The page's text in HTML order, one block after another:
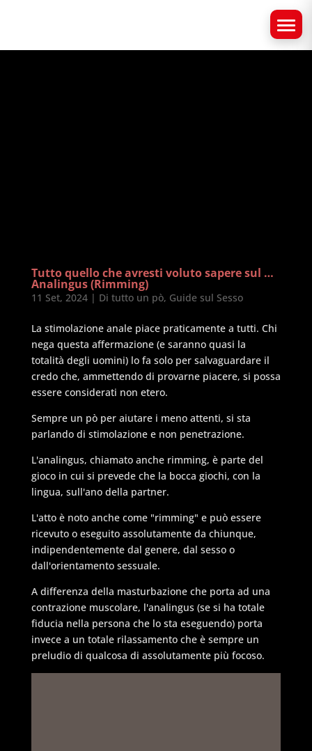
Tutto quello che avresti voluto sapere sul …
Analingus (Rimming)
11 Set, 2024| Di tutto un pò, Guide sul Sesso
La stimolazione anale piace praticamente a tutti. Chi
nega questa affermazione (e saranno quasi la
totalità degli uomini) lo fa solo per salvaguardare il
credo che, ammettendo di provarne piacere, si possa
essere considerati non etero.
Sempre un pò per aiutare i meno attenti, si sta
parlando di stimolazione e non penetrazione.
L'analingus, chiamato anche rimming, è parte del
gioco in cui si prevede che la bocca giochi, con la
lingua, sull'ano della partner.
L'atto è noto anche come "rimming" e può essere
ricevuto o eseguito assolutamente da chiunque,
indipendentemente dal genere, dal sesso o
dall'orientamento sessuale.
A differenza della masturbazione che porta ad una
contrazione muscolare, l'analingus (se si ha totale
fiducia nella persona che lo sta eseguendo) porta
invece a un totale rilassamento che è sempre un
preludio di qualcosa di assolutamente più focoso.